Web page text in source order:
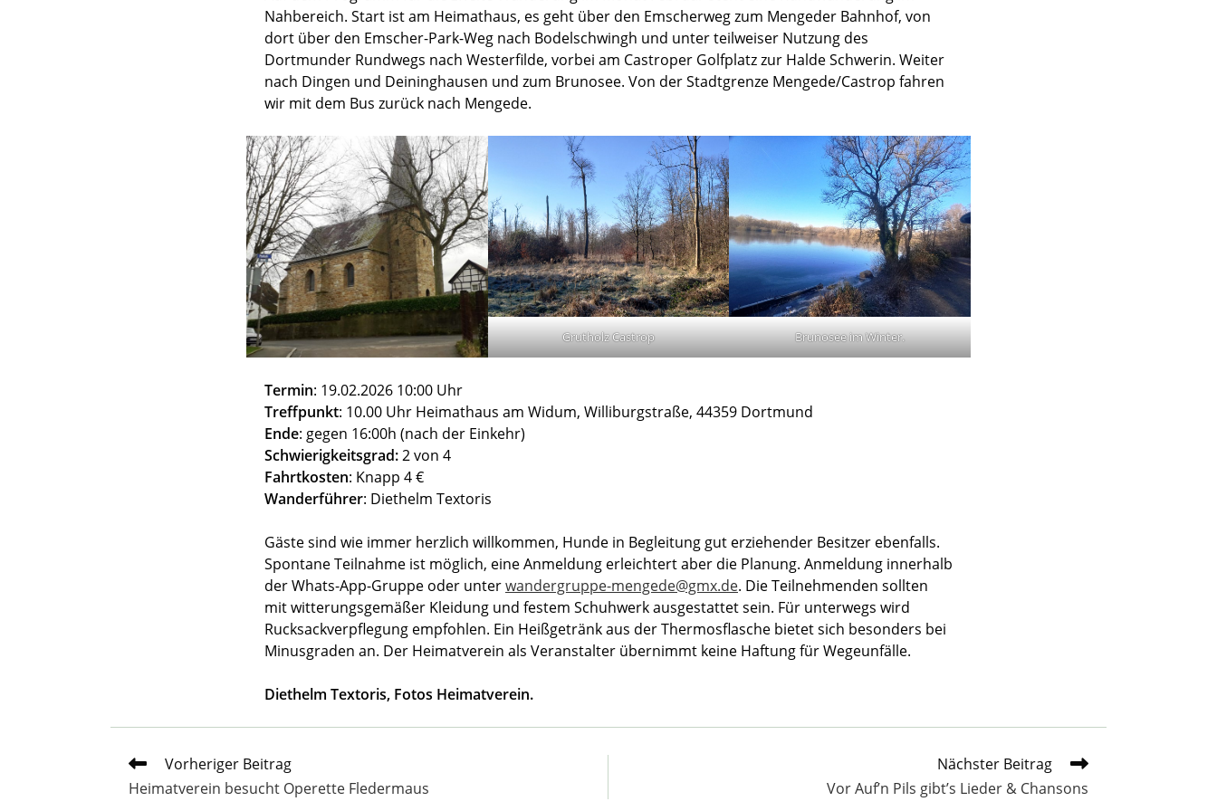
Nahbereich. Start ist am Heimathaus, es geht über den Emscherweg zum Mengeder Bahnhof, von
dort über den Emscher-Park-Weg nach Bodelschwingh und unter teilweiser Nutzung des
Dortmunder Rundwegs nach Westerfilde, vorbei am Castroper Golfplatz zur Halde Schwerin. Weiter
nach Dingen und Deininghausen und zum Brunosee. Von der Stadtgrenze Mengede/Castrop fahren
wir mit dem Bus zurück nach Mengede.
Grutholz Castrop Brunosee im Winter.
Termin: 19.02.2026 10:00 Uhr
Treffpunkt: 10.00 Uhr Heimathaus am Widum, Williburgstraße, 44359 Dortmund
Ende: gegen 16:00h (nach der Einkehr)
Schwierigkeitsgrad:2 von 4
Fahrtkosten: Knapp 4 €
Wanderführer: Diethelm Textoris
Gäste sind wie immer herzlich willkommen, Hunde in Begleitung gut erziehender Besitzer ebenfalls.
Spontane Teilnahme ist möglich, eine Anmeldung erleichtert aber die Planung. Anmeldung innerhalb
der Whats-App-Gruppe oder unterwandergruppe-mengede@gmx.de. Die Teilnehmenden sollten
mit witterungsgemäßer Kleidung und festem Schuhwerk ausgestattet sein. Für unterwegs wird
Rucksackverpflegung empfohlen. Ein Heißgetränk aus der Thermosflasche bietet sich besonders bei
Minusgraden an. Der Heimatverein als Veranstalter übernimmt keine Haftung für Wegeunfälle.
Diethelm Textoris, Fotos Heimatverein.
Weitere
Artikel
ansehen
Vorheriger Beitrag
Heimatverein besucht Operette Fledermaus
Nächster Beitrag
Vor Auf’n Pils gibt’s Lieder & Chansons